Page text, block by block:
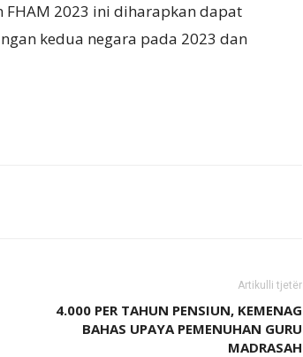
2023 ini diharapkan dapat
kedua negara pada 2023 dan
Artikulli tjetër
4.000 PER TAHUN PENSIUN, KEMENAG
BAHAS UPAYA PEMENUHAN GURU
MADRASAH